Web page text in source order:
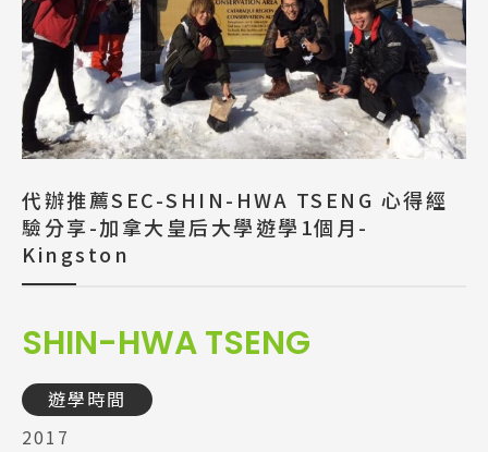
代辦推薦SEC-SHIN-HWA TSENG 心得經
驗分享-加拿大皇后大學遊學1個月-
Kingston
SHIN-HWA TSENG
遊學時間
2017